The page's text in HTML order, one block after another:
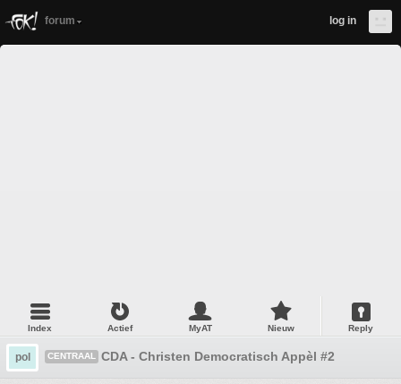
forum log in
Index Actief MyAT Nieuw Reply
pol CENTRAAL CDA - Christen Democratisch Appèl #2